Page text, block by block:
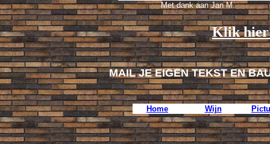
Met dank aan Jan M.
Klik hier
MAIL JE EIGEN TEKST EN
Home Wijn